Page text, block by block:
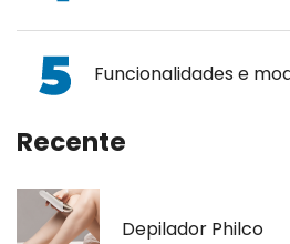
Funcionalidades e
Recente
Depilador Philco